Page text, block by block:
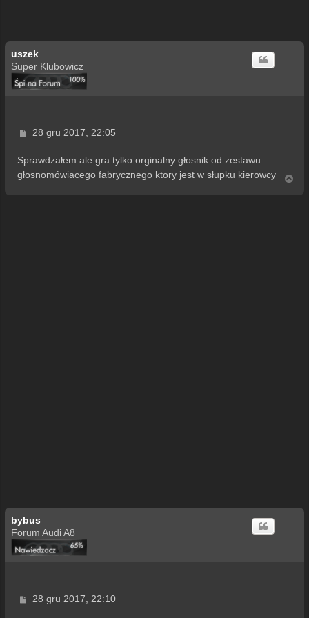
uszek
Super Klubowicz
P
o
s
28 gru 2017, 22:05
Sprawdzałem ale gra tylko orginalny głosnik od zestawu
głosnomówiacego fabrycznego ktory jest w słupku kierowcy
bybus
Forum Audi A8
P
o
28 gru 2017, 22:10